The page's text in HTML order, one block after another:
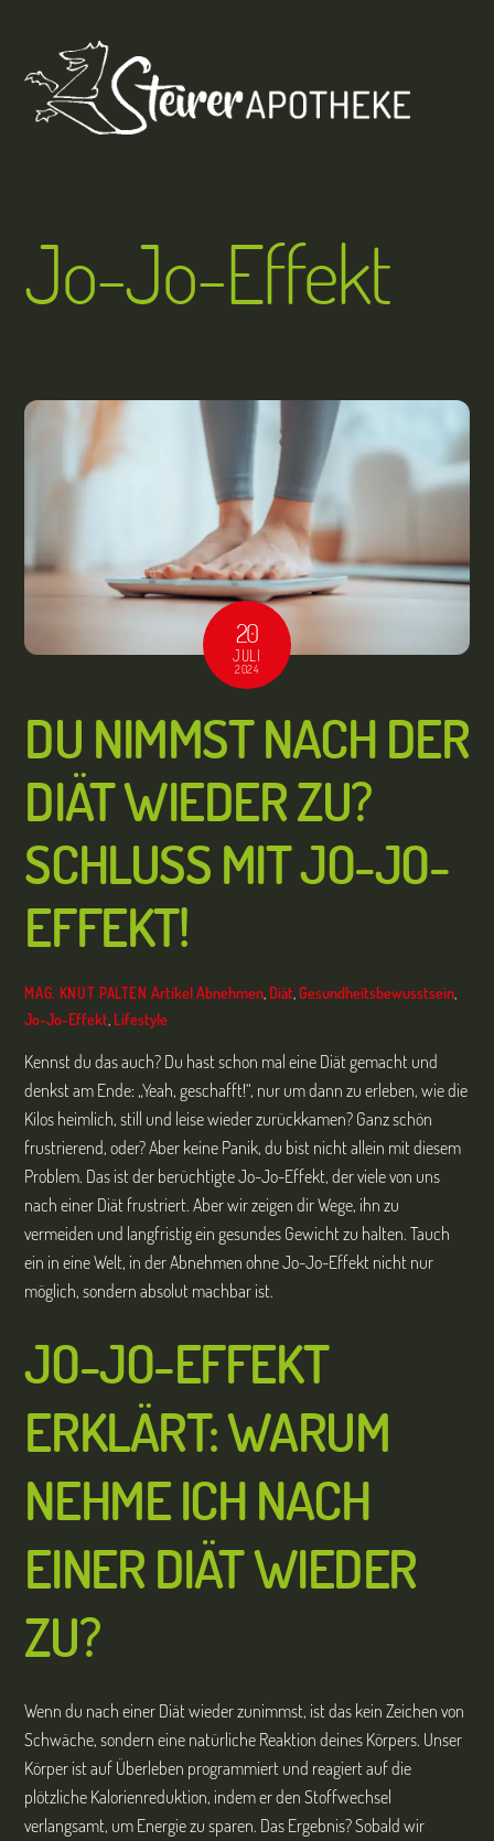
content
Jo-Jo-Effekt
20
JULI
2024
DU NIMMST NACH DER
DIÄT WIEDER ZU?
SCHLUSS MIT JO-JO-
EFFEKT!
MAG. KNUT PALTEN ArtikelAbnehmen, Diät, Gesundheitsbewusstsein,
Jo-Jo-Effekt Lifestyle
Kennst du das auch? Du hast schon mal eine Diät gemacht und
denkst am Ende: „Yeah, geschafft!“, nur um dann zu erleben, wie die
Kilos heimlich, still und leise wieder zurückkamen? Ganz schön
frustrierend, oder? Aber keine Panik, du bist nicht allein mit diesem
Problem. Das ist der berüchtigte Jo-Jo-Effekt, der viele von uns
nach einer Diät frustriert. Aber wir zeigen dir Wege, ihn zu
vermeiden und langfristig ein gesundes Gewicht zu halten. Tauch
ein in eine Welt, in der Abnehmen ohne Jo-Jo-Effekt nicht nur
möglich, sondern absolut machbar ist.
JO-JO-EFFEKT
ERKLÄRT: WARUM
NEHME ICH NACH
EINER DIÄT WIEDER
ZU?
Wenn du nach einer Diät wieder zunimmst, ist das kein Zeichen von
Schwäche, sondern eine natürliche Reaktion deines Körpers. Unser
Körper ist auf Überleben programmiert und reagiert auf die
plötzliche Kalorienreduktion, indem er den Stoffwechsel
verlangsamt, um Energie zu sparen. Das Ergebnis? Sobald wir